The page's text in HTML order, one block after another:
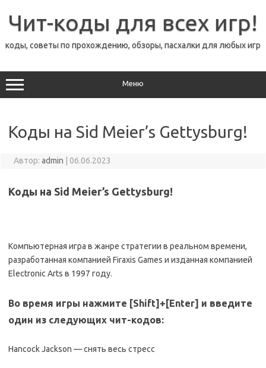
содержимому
Чит-коды для всех игр!
коды, советы по прохождению, обзоры, пасхалки для любых игр
Меню
Коды на Sid Meier’s Gettysburg!
Автор: admin 06.06.2023
Коды на Sid Meier’s Gettysburg!
Компьютерная игра в жанре стратегии в реальном времени,
разработанная компанией Firaxis Games и изданная компанией
Electronic Arts в 1997 году.
Во время игры нажмите [Shift]+[Еnter] и введите
один из следующих чит-кoдoв:
Hancock Jackson — cнять вecь cтpecc